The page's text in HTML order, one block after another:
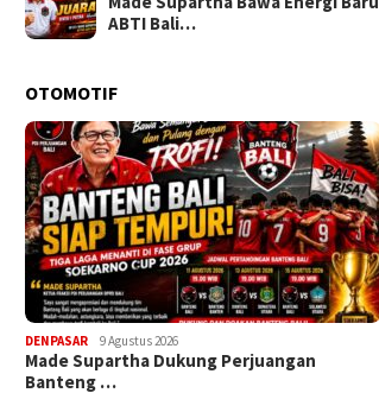
ABTI Bali…
OTOMOTIF
DENPASAR 9 Agustus 2026
Made Supartha Dukung Perjuangan
Banteng …